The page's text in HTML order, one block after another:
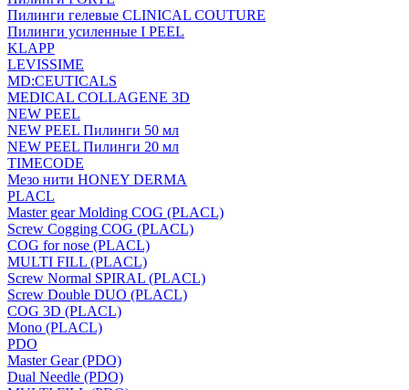
Пилинги гелевые CLINICAL COUTURE
Пилинги усиленные I PEEL
KLAPP
LEVISSIME
MD:CEUTICALS
MEDICAL COLLAGENE 3D
NEW PEEL
NEW PEEL Пилинги 50 мл
NEW PEEL Пилинги 20 мл
TIMECODE
Мезо нити HONEY DERMA
PLACL
Master gear Molding COG (PLACL)
Screw Cogging COG (PLACL)
COG for nose (PLACL)
MULTI FILL (PLACL)
Screw Normal SPIRAL (PLACL)
Screw Double DUO (PLACL)
COG 3D (PLACL)
Mono (PLACL)
PDO
Master Gear (PDO)
Dual Needle (PDO)